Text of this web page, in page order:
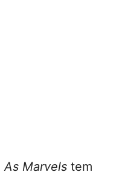
As Marvels tem